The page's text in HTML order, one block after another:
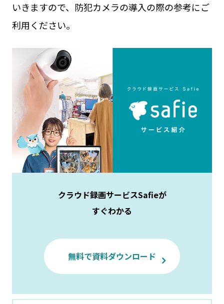
いきますので、防犯カメラの導入の際の参考にご
利用ください。
クラウド録画サービスSafieが
すぐわかる
無料で資料ダウンロード